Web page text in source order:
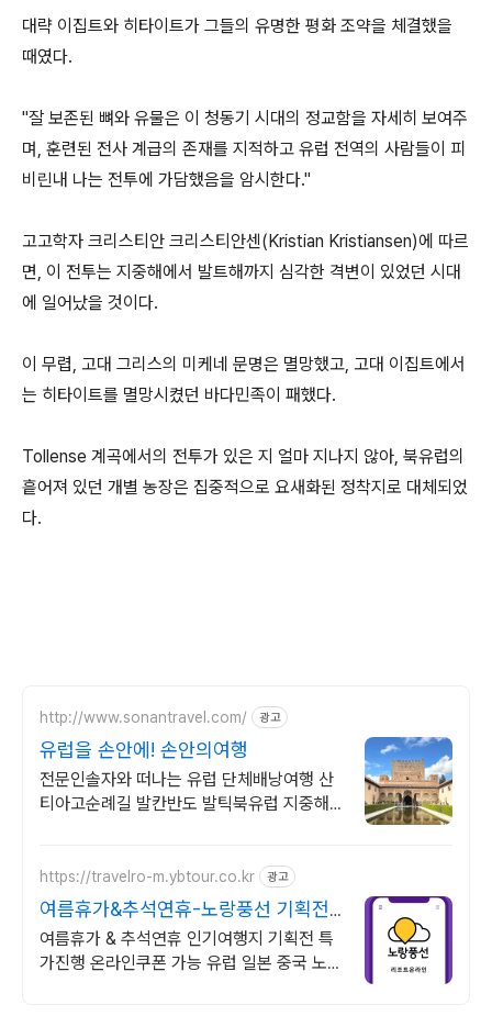
대략 이집트와 히타이트가 그들의 유명한 평화 조약을 체결했을
때였다.
"잘 보존된 뼈와 유물은 이 청동기 시대의 정교함을 자세히 보여주
며, 훈련된 전사 계급의 존재를 지적하고 유럽 전역의 사람들이 피
비린내 나는 전투에 가담했음을 암시한다."
고고학자 크리스티안 크리스티안센(Kristian Kristiansen)에 따르
면, 이 전투는 지중해에서 발트해까지 심각한 격변이 있었던 시대
에 일어났을 것이다.
이 무렵, 고대 그리스의 미케네 문명은 멸망했고, 고대 이집트에서
는 히타이트를 멸망시켰던 바다민족이 패했다.
Tollense 계곡에서의 전투가 있은 지 얼마 지나지 않아, 북유럽의
흩어져 있던 개별 농장은 집중적으로 요새화된 정착지로 대체되었
다.
http://www.sonantravel.com/ 광고
유럽을 손안에! 손안의여행
전문인솔자와 떠나는 유럽 단체배낭여행 산
티아고순례길 발칸반도 발틱북유럽 지중해
https://travelro-m.ybtour.co.kr 광고
여름휴가&추석연휴-노랑풍선 기획전
특가 진행
여름휴가 & 추석연휴 인기여행지 기획전 특
가진행 온라인쿠폰 가능 유럽 일본 중국 노랑